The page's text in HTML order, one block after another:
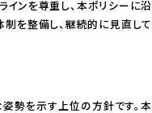
インを尊重し、本ポリシーに沿
制を整備し、継続的に見直して
勢を示す上位の方針です。本